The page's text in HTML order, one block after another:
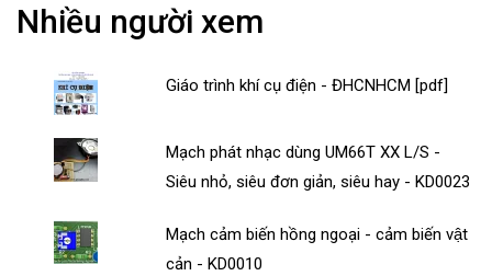
Nhiều người xem
Giáo trình khí cụ điện - ĐHCNHCM [pdf]
Mạch phát nhạc dùng UM66T XX L/S -
Siêu nhỏ, siêu đơn giản, siêu hay - KD0023
Mạch cảm biến hồng ngoại - cảm biến vật
cản - KD0010